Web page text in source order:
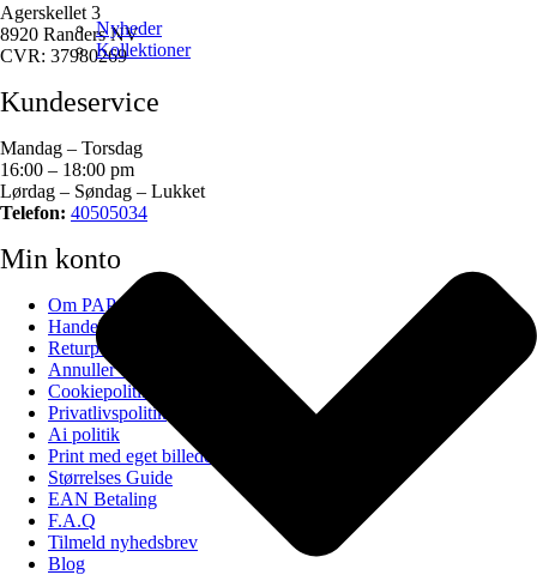
Nyheder
Kollektioner
Agerskellet 3
8920 Randers NV
CVR: 37980269
Kundeservice
Mandag – Torsdag
16:00 – 18:00 pm
Lørdag – Søndag – Lukket
Telefon: 40505034
Min konto
Om PAPAPAPA
Handelsbetingelser
Returportal
Annuller ordre
Cookiepolitik (EU)
Privatlivspolitik
Ai politik
Print med eget billede
Størrelses Guide
EAN Betaling
F.A.Q
Tilmeld nyhedsbrev
Blog